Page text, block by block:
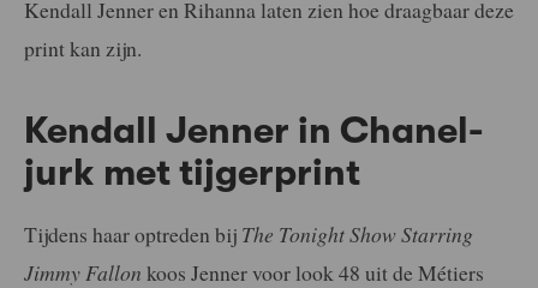
Kendall Jenner en Rihanna laten zien hoe draagbaar deze
print kan zijn.
Kendall Jenner in Chanel-
jurk met tijgerprint
Tijdens haar optreden bij The Tonight Show Starring
Jimmy Fallon koos Jenner voor look 48 uit de Métiers